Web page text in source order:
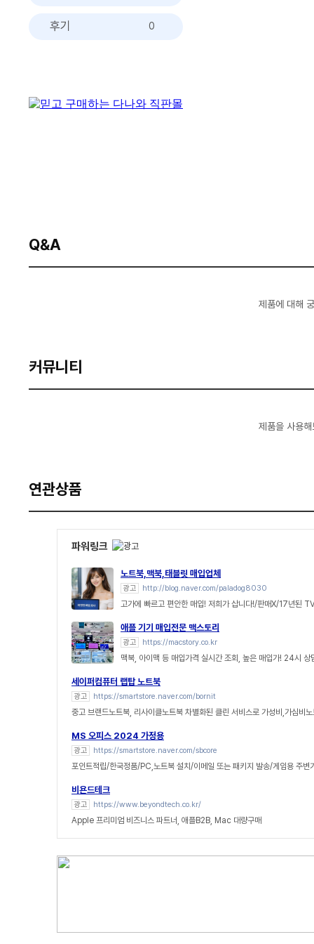
후기 0
Q&A
제품에 대해
커뮤니티
제품을 사용
연관상품
파워링크
노트북,맥북,태블릿 매입업체
광고 http://blog.naver.com/paladog8030
고가에 빠르고 편안한 매입! 저희가 삽니다!/판매X/17년된
애플 기기 매입전문 맥스토리
광고 https://macstory.co.kr
맥북, 아이맥 등 매입가격 실시간 조회, 높은 매입가! 24시 상
세이퍼컴퓨터 랩탑 노트북
광고 https://smartstore.naver.com/bornit
중고 브랜드노트북, 리사이클노트북 차별화된 클린 서비스로 가성비,가심비
MS 오피스 2024 가정용
광고 https://smartstore.naver.com/sbcore
포인트적립/한국정품/PC,노트북 설치/이메일 또는 패키지 발송/게임용 주변
비욘드테크
광고 https://www.beyondtech.co.kr/
Apple 프리미엄 비즈니스 파트너, 애플B2B, Mac 대량구매